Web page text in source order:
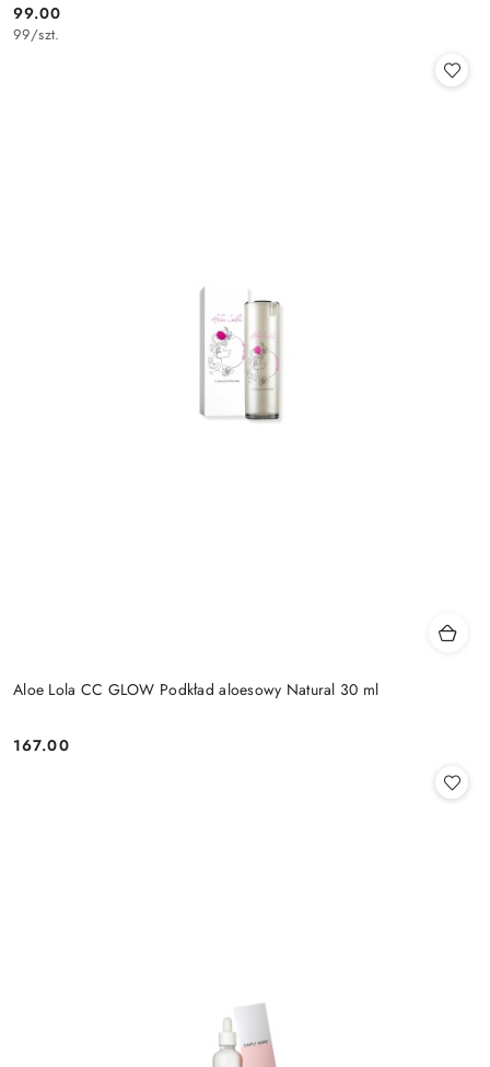
Cena:
99.00
99/szt.
Aloe Lola CC GLOW Podkład aloesowy Natural 30 ml
Cena:
167.00